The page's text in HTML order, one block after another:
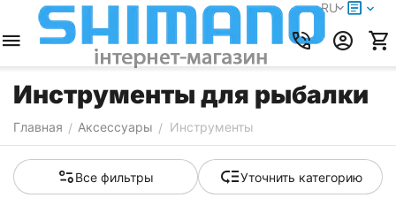
RU
Инструменты для рыбалки
Главная / Аксессуары / Инструменты
Все фильтры Уточнить категорию